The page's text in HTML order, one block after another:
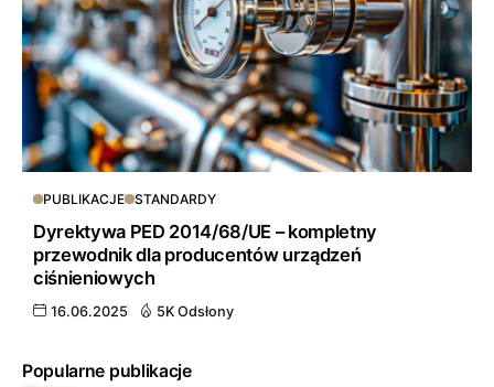
Popularne publikacje
PUBLIKACJE STANDARDY
Dyrektywa PED 2014/68/UE – kompletny
przewodnik dla producentów urządzeń
ciśnieniowych
16.06.2025 5K Odsłony